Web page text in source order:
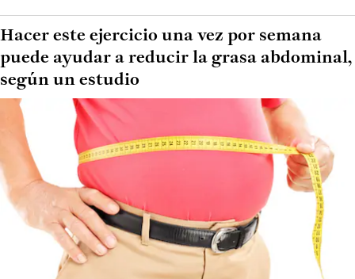
Hacer este ejercicio una vez por semana
puede ayudar a reducir la grasa abdominal,
según un estudio